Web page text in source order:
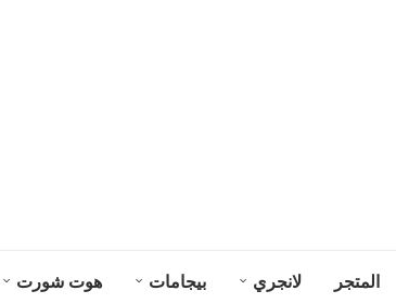
المتجر لانجري بيجامات هوت شورت